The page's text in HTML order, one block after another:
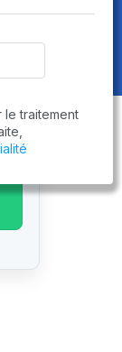
le traitement